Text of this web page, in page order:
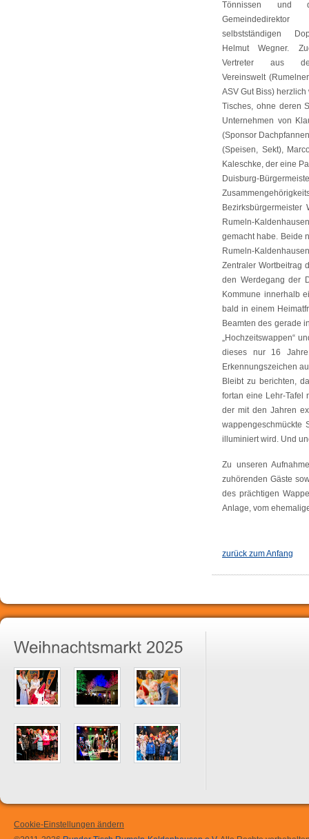
Tönnissen und
selbstständigen
Helmut Wegner.
Vertreter aus
Vereinswelt
ASV Gut Biss)
Tisches, ohne deren
Unternehmen von
(Sponsor
(Speisen, Sekt),
Kaleschke, der eine
Duisburg-
Rumeln-
gemacht habe. Beide
Rumeln-
Zentraler Wortbeitrag
den Werdegang der
Kommune innerhalb
bald in einem
Beamten des gerade
„Hochzeitswappen“
dieses nur 16
Erkennungszeichen
Bleibt zu berichten,
fortan eine Lehr-Tafel
der mit den Jahren
wappengeschmückte
illuminiert wird. Und
Zu unseren
zuhörenden Gäste
des prächtigen
Anlage, vom
zurück zum Anfang
Cookie-Einstellungen ändern